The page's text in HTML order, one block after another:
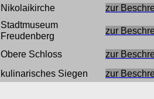
Nikolaikirche
zur
Stadtmuseum
Freudenberg
zur
Obere Schloss
zur
kulinarisches Siegen
zur